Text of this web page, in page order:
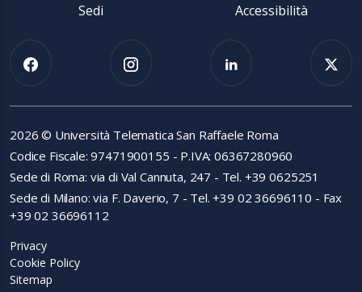
Sedi Accessibilità
2026 © Università Telematica San Raffaele Roma
Codice Fiscale: 97471900155 - P.IVA: 06367280960
Sede di Roma: via di Val Cannuta, 247 - Tel. +39 0625251
Sede di Milano: via F. Daverio, 7 - Tel. +39 02 36696110 - Fax
+39 02 36696112
Privacy
Cookie Policy
Sitemap